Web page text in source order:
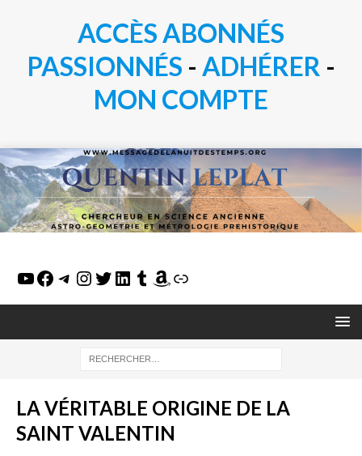
ACCÈS ABONNÉS
PASSIONNÉS - ADHÉRER -
MON COMPTE
LA VÉRITABLE ORIGINE DE LA
SAINT VALENTIN